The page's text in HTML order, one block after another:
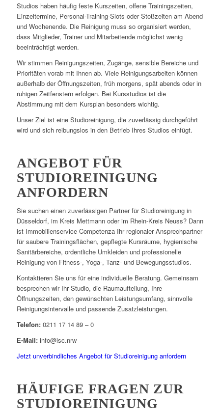
Studios haben häufig feste Kurszeiten, offene Trainingszeiten,
Einzeltermine, Personal-Training-Slots oder Stoßzeiten am Abend
und Wochenende. Die Reinigung muss so organisiert werden,
dass Mitglieder, Trainer und Mitarbeitende möglichst wenig
beeinträchtigt werden.
Wir stimmen Reinigungszeiten, Zugänge, sensible Bereiche und
Prioritäten vorab mit Ihnen ab. Viele Reinigungsarbeiten können
außerhalb der Öffnungszeiten, früh morgens, spät abends oder in
ruhigen Zeitfenstern erfolgen. Bei Kursstudios ist die
Abstimmung mit dem Kursplan besonders wichtig.
Unser Ziel ist eine Studioreinigung, die zuverlässig durchgeführt
wird und sich reibungslos in den Betrieb Ihres Studios einfügt.
ANGEBOT FÜR
STUDIOREINIGUNG
ANFORDERN
Sie suchen einen zuverlässigen Partner für Studioreinigung in
Düsseldorf, im Kreis Mettmann oder im Rhein-Kreis Neuss? Dann
ist Immobilienservice Competenza Ihr regionaler Ansprechpartner
für saubere Trainingsflächen, gepflegte Kursräume, hygienische
Sanitärbereiche, ordentliche Umkleiden und professionelle
Reinigung von Fitness-, Yoga-, Tanz- und Bewegungsstudios.
Kontaktieren Sie uns für eine individuelle Beratung. Gemeinsam
besprechen wir Ihr Studio, die Raumaufteilung, Ihre
Öffnungszeiten, den gewünschten Leistungsumfang, sinnvolle
Reinigungsintervalle und passende Zusatzleistungen.
Telefon:0211 17 14 89 – 0
E-Mail:info@isc.nrw
Jetzt unverbindliches Angebot für Studioreinigung anfordern
HÄUFIGE FRAGEN ZUR
STUDIOREINIGUNG